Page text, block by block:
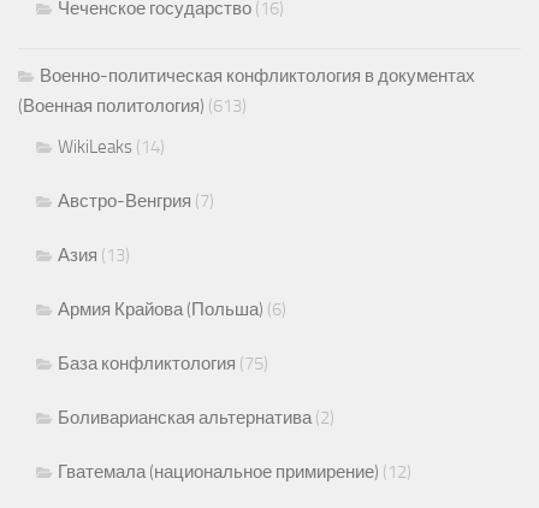
Чеченское государство (16)
Военно-политическая конфликтология в документах
(Военная политология) (613)
WikiLeaks (14)
Австро-Венгрия (7)
Азия (13)
Армия Крайова (Польша) (6)
База конфликтология (75)
Боливарианская альтернатива(2)
Гватемала (национальное примирение) (12)